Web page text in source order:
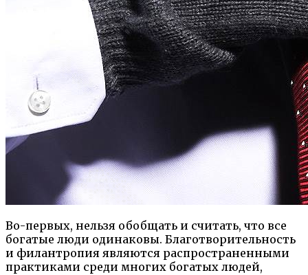
Во-первых, нельзя обобщать и считать, что все
богатые люди одинаковы. Благотворительность
и филантропия являются распространенными
практиками среди многих богатых людей,